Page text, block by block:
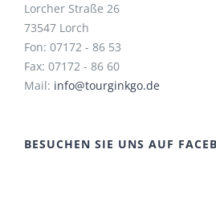
Lorcher Straße 26
73547 Lorch
Fon: 07172 - 86 53
Fax: 07172 - 86 60
Mail: info@tourginkgo.de
BESUCHEN SIE UNS AUF